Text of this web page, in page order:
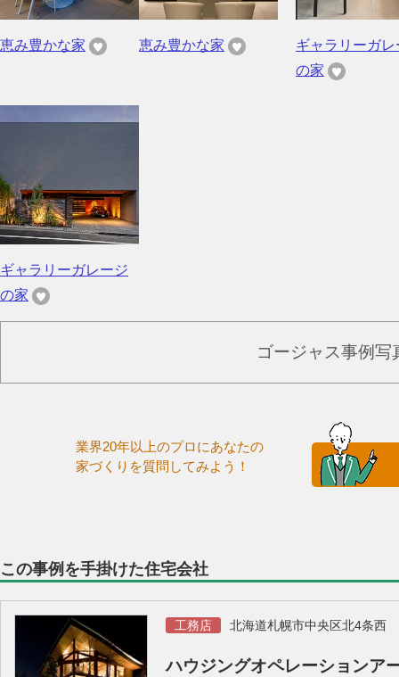
恵み豊かな家 恵み豊かな家
ギャラリーガレ
の家
ギャラリーガレージ
の家
ゴージャス事例写
業界20年以上のプロにあなたの
家づくりを質問してみよう！
この事例を手掛けた住宅会社
工務店 北海道札幌市中央区北4条西
ハウジングオペレーションア